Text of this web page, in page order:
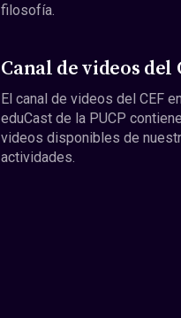
filosofía.
Canal de videos del
El canal de videos del CEF
eduCast de la PUCP
videos disponibles de
actividades.